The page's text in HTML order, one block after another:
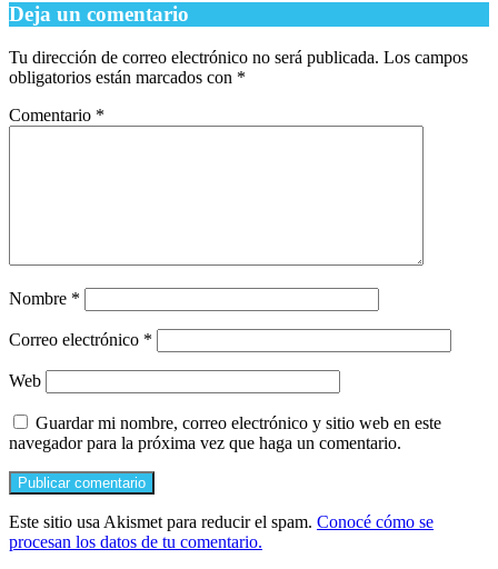
Deja un comentario
Tu dirección de correo electrónico no será publicada. Los campos
obligatorios están marcados con *
Comentario *
Nombre *
Correo electrónico *
Web
Guardar mi nombre, correo electrónico y sitio web en este
navegador para la próxima vez que haga un comentario.
Este sitio usa Akismet para reducir el spam. Conocé cómo se
procesan los datos de tu comentario.